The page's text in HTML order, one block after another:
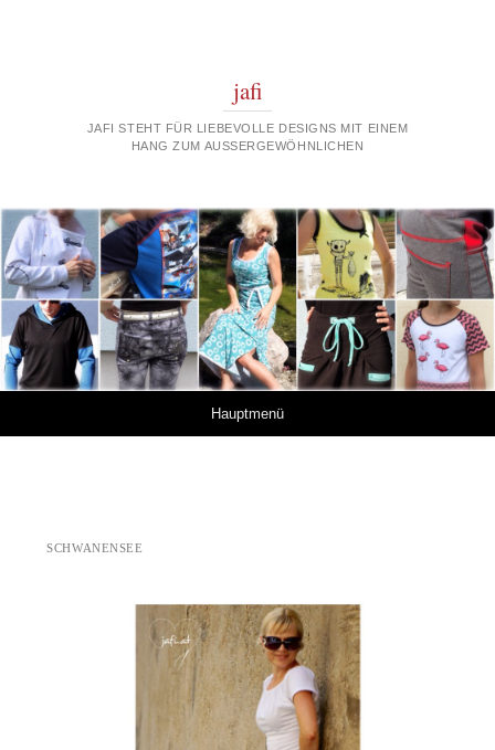
jafi
JAFI STEHT FÜR LIEBEVOLLE DESIGNS MIT EINEM
HANG ZUM AUSSERGEWÖHNLICHEN
Hauptmenü
SCHWANENSEE